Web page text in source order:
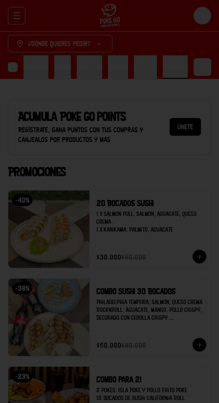
Abrir menu de navegación Login
¿Dónde quieres pedir?
Colombiano
AcumulaPoke Go points
Regístrate, gana puntos con tus compras y
canjealos por productos y más
Únete
Promociones
-40% 20 Bocados Sushi
1 x Salmon Pull: Salmón, aguacate, queso
crema .
1 x Kanikama: Palmito, aguacate
$30.000$50.000
-38% Combo Sushi 30 Bocados
Philadelphia Tempura: Salmón, queso crema
RocknRoll: Aguacate, Mango, Pollo Crispy,
Decorado con cebolla crispy
Gyozas x 2
$50.000$80.000
-23% Combo para 2!
2 Pokes: Isla Poke y Pollo Frito Poke
10 Bocados de Sushi California Roll